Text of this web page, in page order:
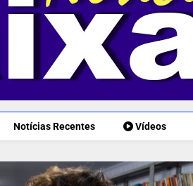
Notícias Recentes Vídeos